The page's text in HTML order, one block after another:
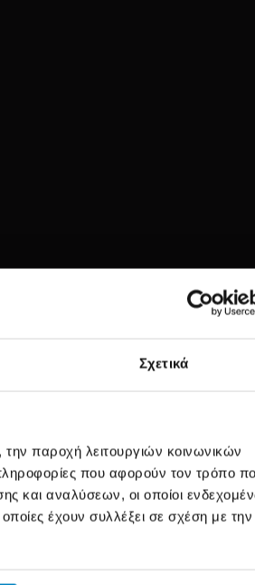
Σχετικά
παροχή λειτουργιών κοινωνικών
που αφορούν τον τρόπο
και αναλύσεων, οι οποίοι
έχουν συλλέξει σε σχέση με την